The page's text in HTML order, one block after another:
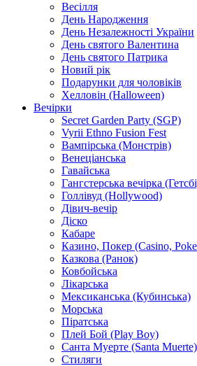
Весілля
День Народження
День Незалежності України
День святого Валентина
День святого Патрика
Новий рік
Подарунки для чоловіків
Хелловін (Halloween)
Вечірки
Secret Garden Party (SGP)
Vyrii Ethno Fusion Fest
Вампірська (Монстрів)
Венеціанська
Гавайська
Гангстерська вечірка
Голлівуд (Hollywood)
Дівич-вечір
Діско
Кабаре
Казино, Покер (Casino,
Казкова (Ранок)
Ковбойська
Лікарська
Мексиканська (Кубинська)
Морська
Піратська
Плей Бой (Play Boy)
Санта Муерте (Santa Muerte)
Стиляги